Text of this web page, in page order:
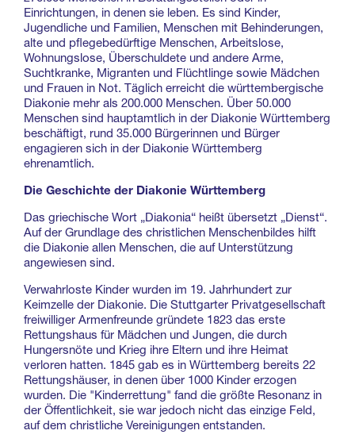
Einrichtungen, in denen sie leben. Es sind Kinder,
Jugendliche und Familien, Menschen mit Behinderungen,
alte und pflegebedürftige Menschen, Arbeitslose,
Wohnungslose, Überschuldete und andere Arme,
Suchtkranke, Migranten und Flüchtlinge sowie Mädchen
und Frauen in Not. Täglich erreicht die württembergische
Diakonie mehr als 200.000 Menschen. Über 50.000
Menschen sind hauptamtlich in der Diakonie Württemberg
beschäftigt, rund 35.000 Bürgerinnen und Bürger
engagieren sich in der Diakonie Württemberg
ehrenamtlich.
Die Geschichte der Diakonie Württemberg
Das griechische Wort „Diakonia“ heißt übersetzt „Dienst“.
Auf der Grundlage des christlichen Menschenbildes hilft
die Diakonie allen Menschen, die auf Unterstützung
angewiesen sind.
Verwahrloste Kinder wurden im 19. Jahrhundert zur
Keimzelle der Diakonie. Die Stuttgarter Privatgesellschaft
freiwilliger Armenfreunde gründete 1823 das erste
Rettungshaus für Mädchen und Jungen, die durch
Hungersnöte und Krieg ihre Eltern und ihre Heimat
verloren hatten. 1845 gab es in Württemberg bereits 22
Rettungshäuser, in denen über 1000 Kinder erzogen
wurden. Die "Kinderrettung" fand die größte Resonanz in
der Öffentlichkeit, sie war jedoch nicht das einzige Feld,
auf dem christliche Vereinigungen entstanden.